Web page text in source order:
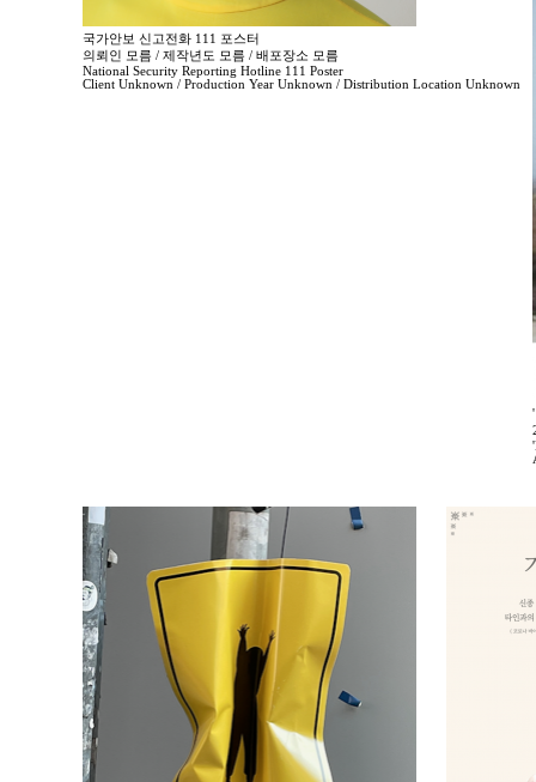
국가안보 신고전화 111 포스터
의뢰인 모름 / 제작년도 모름 / 배포장소 모름
National Security Reporting Hotline 111 Poster
Client Unknown / Production Year Unknown / Distribution Location Unknown